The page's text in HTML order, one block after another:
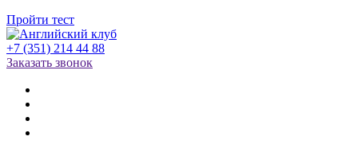
Пройти тест
+7 (351) 214 44 88
Заказать звонок